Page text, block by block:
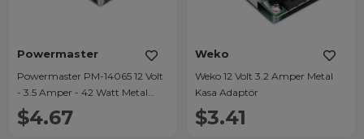
Powermaster
Powermaster PM-14065 12 Volt
- 3.5 Amper - 42 Watt Metal
Kasa Adaptör
$4.67
Weko
Weko 12 Volt 3.2 Amper Metal
Kasa Adaptör
$3.41